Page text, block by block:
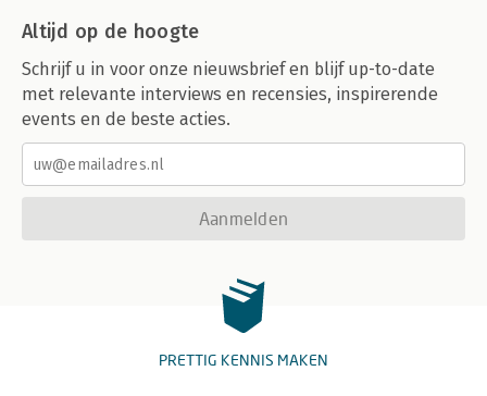
Altijd op de hoogte
Schrijf u in voor onze nieuwsbrief en blijf up-to-date
met relevante interviews en recensies, inspirerende
events en de beste acties.
Aanmelden
PRETTIG KENNIS MAKEN